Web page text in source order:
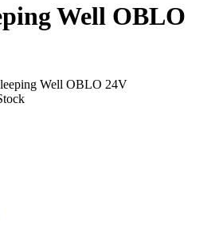
Well OBLO
Well OBLO 24V